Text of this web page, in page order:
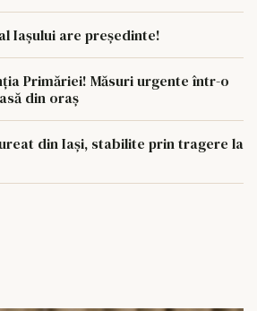
Iașului are președinte!
Primăriei! Măsuri urgente într-o
din oraș
din Iași, stabilite prin tragere la